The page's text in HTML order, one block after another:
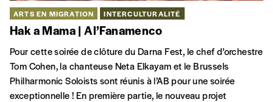
ARTS EN MIGRATION INTERCULTURALITÉ
Hak a Mama| Al’Fanamenco
Pour cette soirée de clôture du Darna Fest, le chef d’orchestre
Tom Cohen, la chanteuse Neta Elkayam et le Brussels
Philharmonic Soloists sont réunis à l’AB pour une soirée
exceptionnelle ! En première partie, le nouveau projet